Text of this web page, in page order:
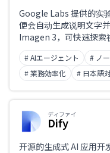
Google Labs 提供的实
便会自动生成说明文字
Imagen 3，可快速探索
# AIエージェント # ノ
# 業務効率化
# 日本語
ディファイ
Dify
开源的生成式 AI 应用开